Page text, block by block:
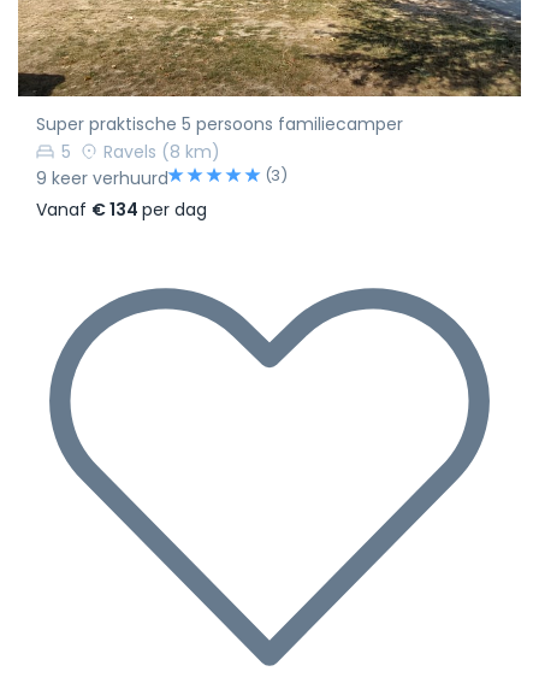
Super praktische 5 persoons familiecamper
5
Ravels (8 km)
9 keer verhuurd
(3)
Vanaf € 134 per dag